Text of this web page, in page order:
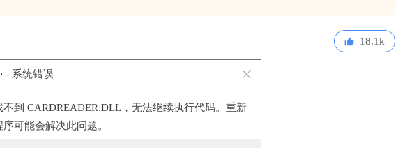
18.1k
- 系统错误
不到 CARDREADER.DLL，无法继续执行代码。重新
可能会解决此问题。